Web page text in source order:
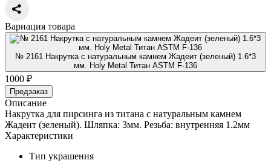
Вариация товара
№ 2161 Накрутка c натуральным камнем Жадеит (зеленый) 1.6*3
мм. Holy Metal Титан ASTM F-136
1000 ₽
Предзаказ
Описание
Накрутка для пирсинга из титана c натуральным камнем
Жадеит (зеленый). Шляпка: 3мм. Резьба: внутренняя 1.2мм
Характеристики
Тип украшения